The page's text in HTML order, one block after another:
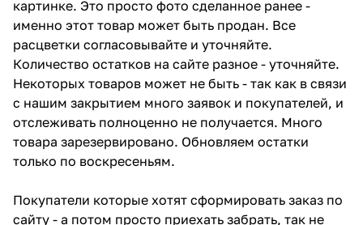
картинке. Это просто фото сделанное ранее -
именно этот товар может быть продан. Все
расцветки согласовывайте и уточняйте.
Количество остатков на сайте разное - уточняйте.
Некоторых товаров может не быть - так как в связи
с нашим закрытием много заявок и покупателей, и
отслеживать полноценно не получается. Много
товара зарезервировано. Обновляем остатки
только по воскресеньям.
Покупатели которые хотят сформировать заказ по
сайту - а потом просто приехать забрать, так не